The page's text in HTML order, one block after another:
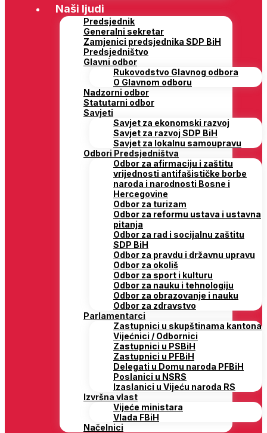
Naši ljudi
Predsjednik
Generalni sekretar
Zamjenici predsjednika SDP BiH
Predsjedništvo
Glavni odbor
Rukovodstvo Glavnog odbora
O Glavnom odboru
Nadzorni odbor
Statutarni odbor
Savjeti
Savjet za ekonomski razvoj
Savjet za razvoj SDP BiH
Savjet za lokalnu samoupravu
Odbori Predsjedništva
Odbor za afirmaciju i zaštitu
vrijednosti antifašističke borbe
naroda i narodnosti Bosne i
Hercegovine
Odbor za turizam
Odbor za reformu ustava i ustavna
pitanja
Odbor za rad i socijalnu zaštitu
SDP BiH
Odbor za pravdu i državnu upravu
Odbor za okoliš
Odbor za sport i kulturu
Odbor za nauku i tehnologiju
Odbor za obrazovanje i nauku
Odbor za zdravstvo
Parlamentarci
Zastupnici u skupštinama kantona
Vijećnici / Odbornici
Zastupnici u PSBiH
Zastupnici u PFBiH
Delegati u Domu naroda PFBiH
Poslanici u NSRS
Izaslanici u Vijeću naroda RS
Izvršna vlast
Vijeće ministara
Vlada FBiH
Načelnici